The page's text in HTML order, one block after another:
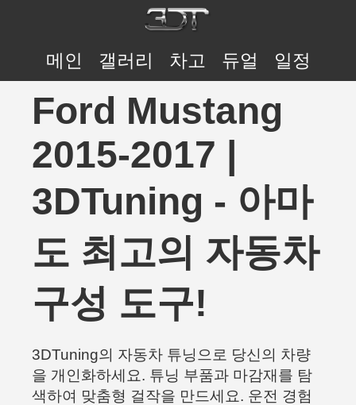
메인 갤러리 차고 듀얼 일정
Ford Mustang
2015-2017 |
3DTuning - 아마
도 최고의 자동차
구성 도구!
3DTuning의 자동차 튜닝으로 당신의 차량
을 개인화하세요. 튜닝 부품과 마감재를 탐
색하여 맞춤형 걸작을 만드세요. 운전 경험